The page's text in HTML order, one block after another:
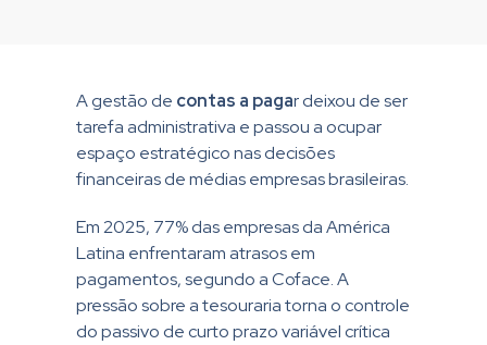
A gestão de contas a pagar deixou de ser
tarefa administrativa e passou a ocupar
espaço estratégico nas decisões
financeiras de médias empresas brasileiras.
Em 2025, 77% das empresas da América
Latina enfrentaram atrasos em
pagamentos, segundo a Coface. A
pressão sobre a tesouraria torna o controle
do passivo de curto prazo variável crítica